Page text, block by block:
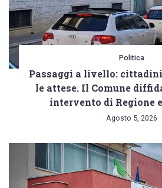
Politica
Passaggi a livello:
le attese. Il Comune
intervento di Regione
Agosto 5, 2026